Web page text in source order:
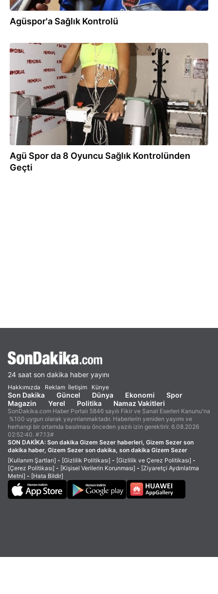
Agüspor'a Sağlık Kontrolü
29.08.2016
Agü Spor da 8 Oyuncu Sağlık Kontrolünden
Geçti
24 saat son dakika haber yayını
Hakkımızda Reklam İletişim Künye
Son Dakika Güncel Dünya Ekonomi
Spor
Magazin
Yerel Politika Namaz Vakitleri
SonDakika.com Haber Portalı 5846 sayılı Fikir ve Sanat Eserleri Kanunu'na
%100 uygun olarak yayınlanmaktadır. Haberlerin yeniden yayımı ve
herhangi bir ortamda basılması önceden yazılı izin gerektirir. 6.08.2026
02:52:40. #7.13#
SON DAKİKA: Son dakika Gizem Sezer haberleri, Gizem Sezer son
dakika haber, Gizem Sezer son dakika, son dakika Gizem Sezer
[Kullanım Şartları] - [Gizlilik Politikası] - [Gizlilik ve Çerez Politikası] -
[Çerez Politikası] - [Kişisel Verilerin Korunması] - [Ziyaretçi Aydınlatma
Metni] - [Hata Bildir]